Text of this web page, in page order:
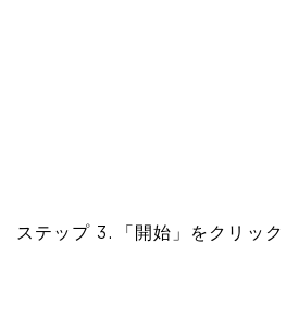
ステップ 3. 「開始」をクリック